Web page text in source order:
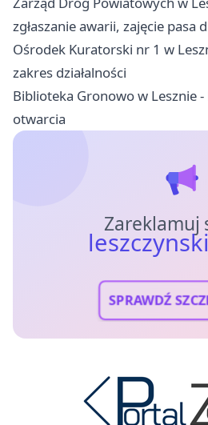
zgłaszanie awarii, zajęcie pasa
Ośrodek Kuratorski nr 1 w
zakres działalności
Biblioteka Gronowo w Lesznie
otwarcia
Zareklamuj
SPRAWDŹ